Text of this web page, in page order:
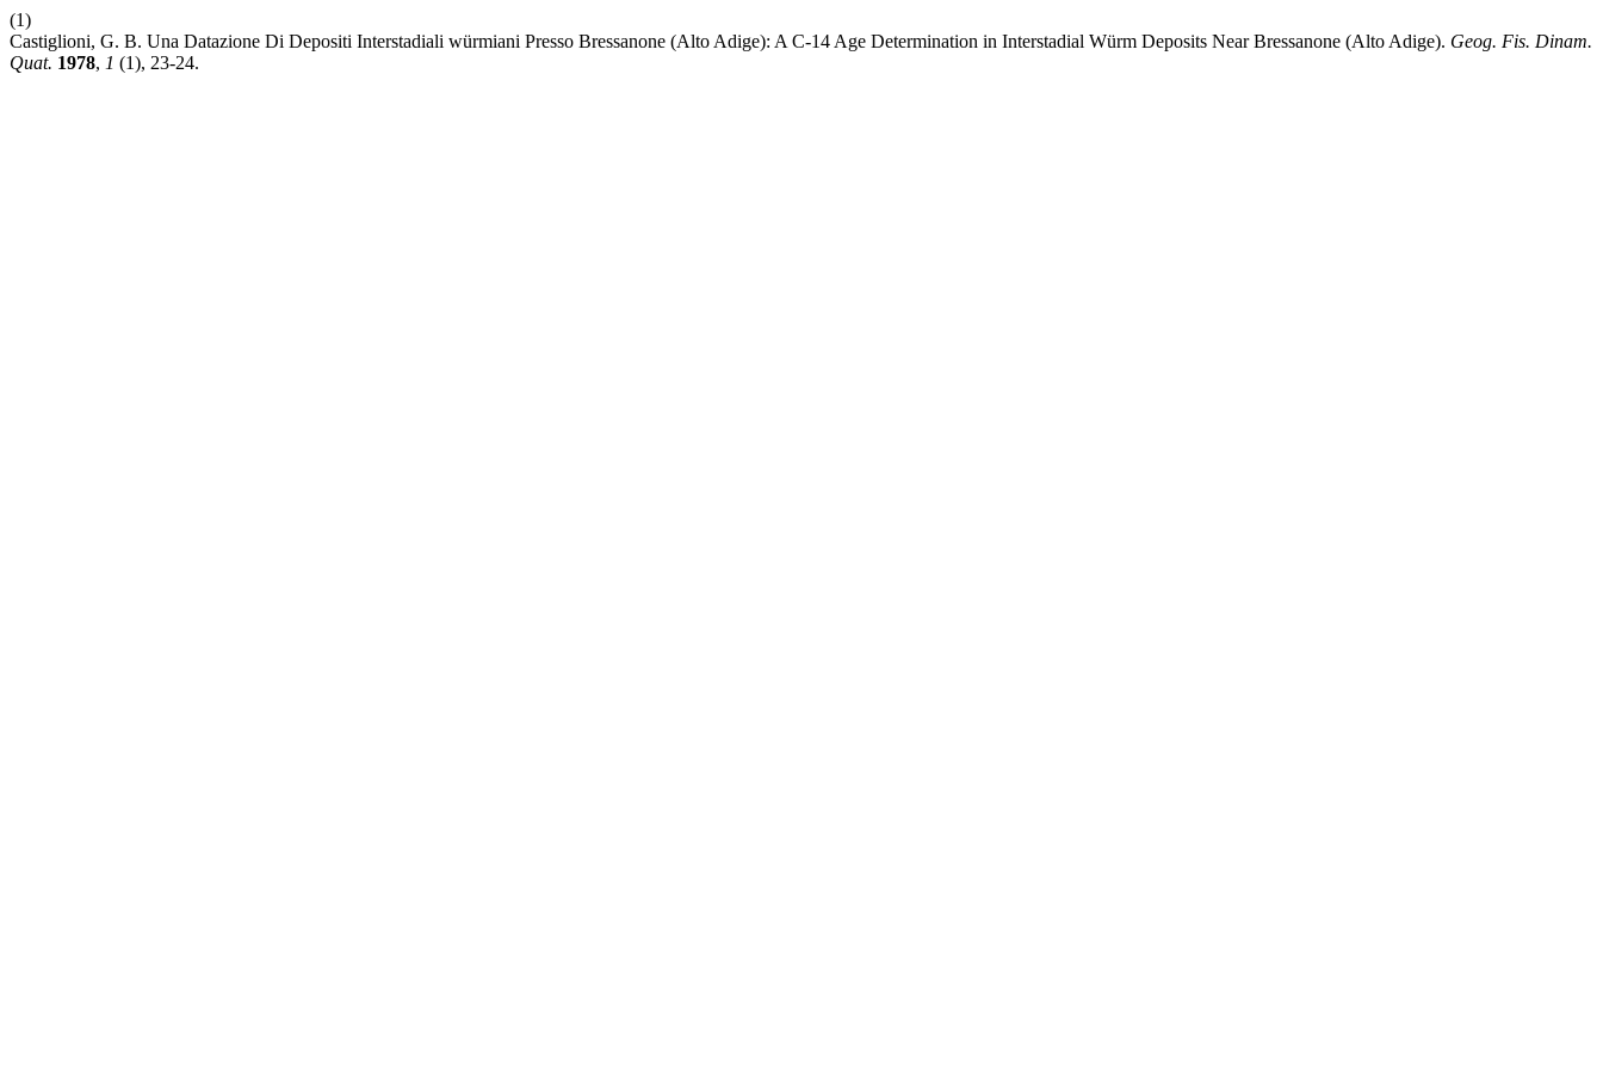
(1)
Castiglioni, G. B. Una Datazione Di Depositi Interstadiali würmiani Presso Bressanone (Alto Adige): A C-14 Age Determination in Interstadial Würm Deposits Near Bressanone (Alto Adige). Geog. Fis. Dinam.
Quat. 1978, 1 (1), 23-24.